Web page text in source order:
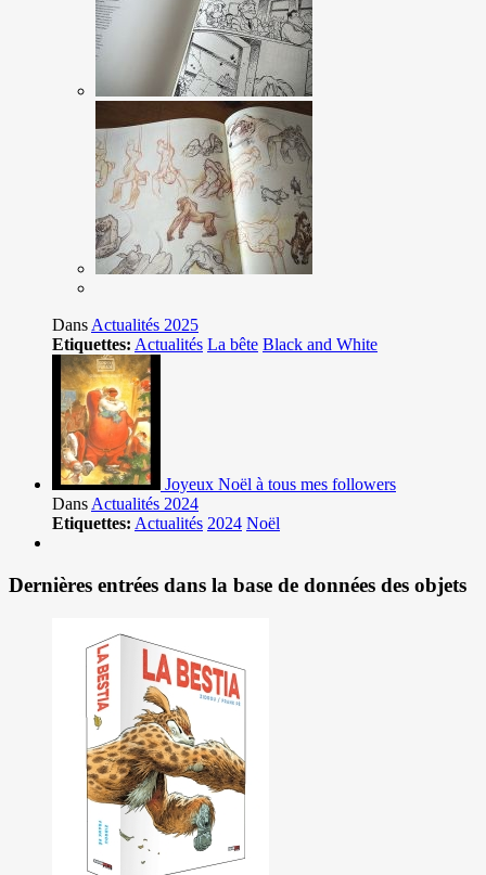
Dans Actualités 2025
Etiquettes: Actualités La bête Black and White
Joyeux Noël à tous mes followers
Dans Actualités 2024
Etiquettes: Actualités 2024 Noël
Dernières entrées dans la base de données des objets